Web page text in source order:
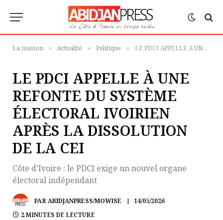
La maison » Actualité » Politique » LE PDCI APPELLE À UNE REFONTE DU SYSTÈME ÉLECTORAL IVOIRIEN APRÈS LA DISSOLUTION DE LA CEI
LE PDCI APPELLE À UNE
REFONTE DU SYSTÈME
ÉLECTORAL IVOIRIEN
APRÈS LA DISSOLUTION
DE LA CEI
Côte d’Ivoire : le PDCI exige un nouvel organe
électoral indépendant
PARABIDJANPRESS/MOWISE
14/05/2026
2 MINUTES DE LECTURE